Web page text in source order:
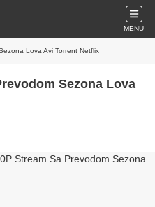
MENU
Lova Avi Torrent Netflix
Sezona Lova